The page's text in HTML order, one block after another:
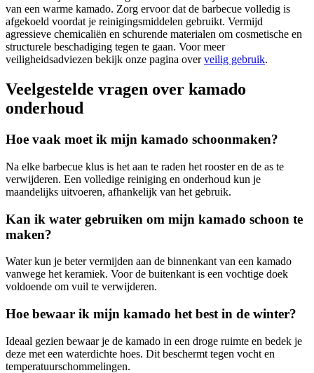
van een warme kamado. Zorg ervoor dat de barbecue volledig is
afgekoeld voordat je reinigingsmiddelen gebruikt. Vermijd
agressieve chemicaliën en schurende materialen om cosmetische en
structurele beschadiging tegen te gaan. Voor meer
veiligheidsadviezen bekijk onze pagina overveilig gebruik.
Veelgestelde vragen over kamado
onderhoud
Hoe vaak moet ik mijn kamado schoonmaken?
Na elke barbecue klus is het aan te raden het rooster en de as te
verwijderen. Een volledige reiniging en onderhoud kun je
maandelijks uitvoeren, afhankelijk van het gebruik.
Kan ik water gebruiken om mijn kamado schoon te
maken?
Water kun je beter vermijden aan de binnenkant van een kamado
vanwege het keramiek. Voor de buitenkant is een vochtige doek
voldoende om vuil te verwijderen.
Hoe bewaar ik mijn kamado het best in de winter?
Ideaal gezien bewaar je de kamado in een droge ruimte en bedek je
deze met een waterdichte hoes. Dit beschermt tegen vocht en
temperatuurschommelingen.